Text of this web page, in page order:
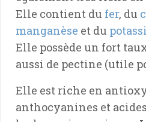
Elle contient du fer, du
manganèse et du
Elle possède un fort
aussi de pectine (utile
Elle est riche en
anthocyanines et acides